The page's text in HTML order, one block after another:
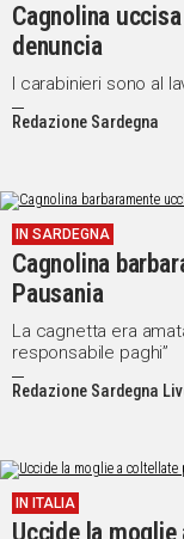
Cagnolina
denuncia
I carabinieri sono al
Redazione Sardegna
IN SARDEGNA
Cagnolina
Pausania
La cagnetta era
responsabile paghi”
Redazione Sardegna
IN ITALIA
Uccide la